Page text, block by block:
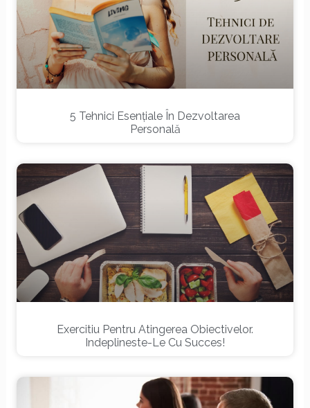
5 Tehnici Esențiale În Dezvoltarea
Personală
Exercitiu Pentru Atingerea Obiectivelor.
Indeplineste-Le Cu Succes!